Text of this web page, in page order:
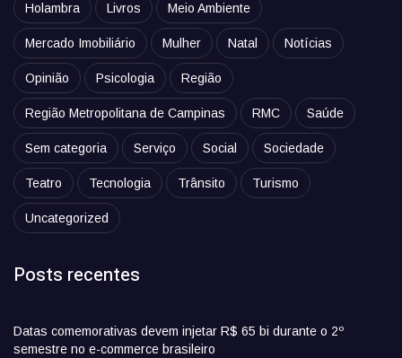
Holambra Livros Meio Ambiente
Mercado Imobiliário Mulher Natal Notícias
Opinião Psicologia Região
Região Metropolitana de Campinas RMC Saúde
Sem categoria Serviço Social Sociedade
Teatro Tecnologia Trânsito Turismo
Uncategorized
Posts recentes
Datas comemorativas devem injetar R$ 65 bi durante o 2º
semestre no e-commerce brasileiro